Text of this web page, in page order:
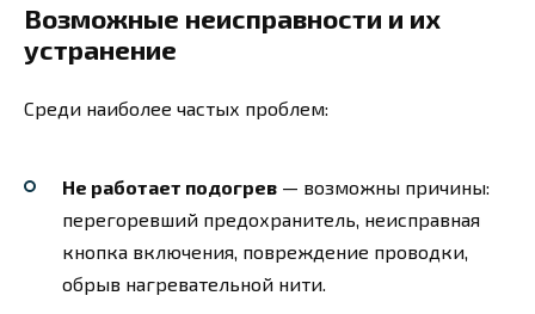
Возможные неисправности и их
устранение
Среди наиболее частых проблем:
Не работает подогрев — возможны причины:
перегоревший предохранитель, неисправная
кнопка включения, повреждение проводки,
обрыв нагревательной нити.